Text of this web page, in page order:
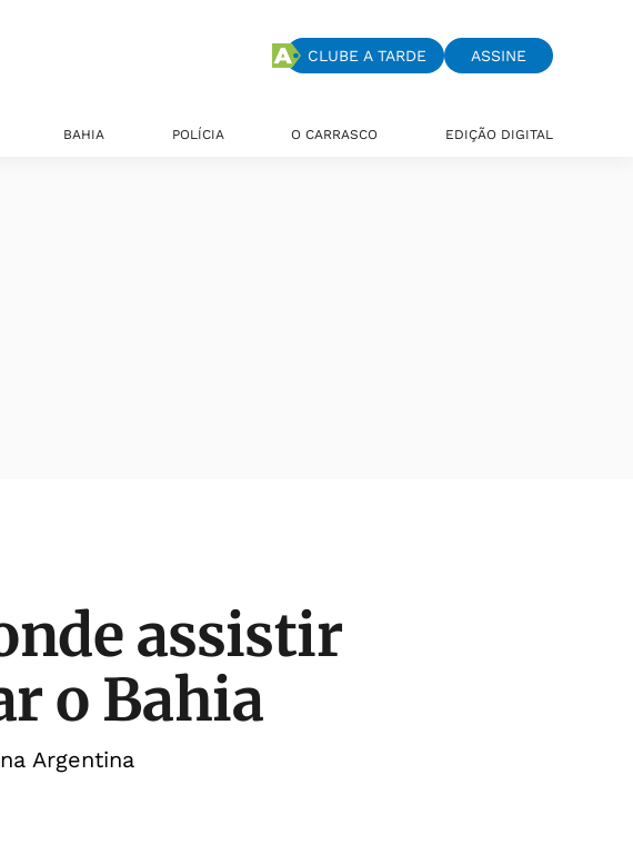
CLUBE A TARDE ASSINE
BAHIA POLÍCIA O CARRASCO EDIÇÃO DIGITAL
assistir
o Bahia
Argentina